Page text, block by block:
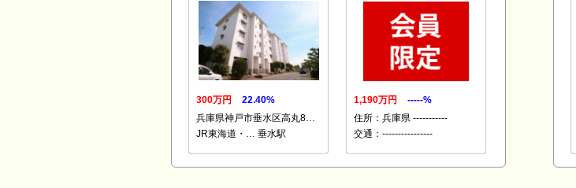
300万円
22.40%
兵庫県神戸市垂水区高丸8…
JR東海道・… 垂水駅
1,190万円
-----%
住所：兵庫県 -----------
交通：----------------